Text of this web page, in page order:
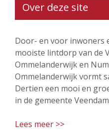
Over deze site
Door- en voor inwoners
mooiste lintdorp van de
Ommelanderwijk en
Ommelanderwijk vormt
Dertien een mooi en
in de gemeente
Lees meer >>